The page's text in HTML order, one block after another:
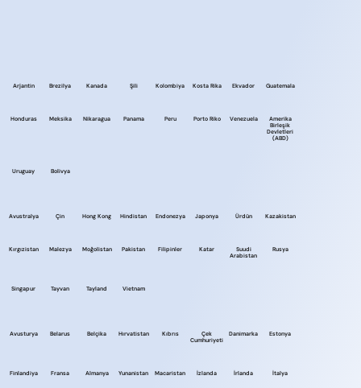
Arjantin Brezilya Kanada Şili Kolombiya Kosta Rika Ekvador Guatemala
Honduras Meksika Nikaragua Panama Peru Porto Riko Venezuela
Amerika
Birleşik
Devletleri
(ABD)
Uruguay Bolivya
Avustralya Çin Hong Kong Hindistan Endonezya Japonya Ürdün Kazakistan
Kırgızistan Malezya Moğolistan Pakistan Filipinler Katar
Suudi
Arabistan
Rusya
Singapur Tayvan Tayland Vietnam
Avusturya Belarus Belçika Hırvatistan Kıbrıs
Çek
Cumhuriyeti
Danimarka Estonya
Finlandiya Fransa Almanya Yunanistan Macaristan İzlanda İrlanda İtalya